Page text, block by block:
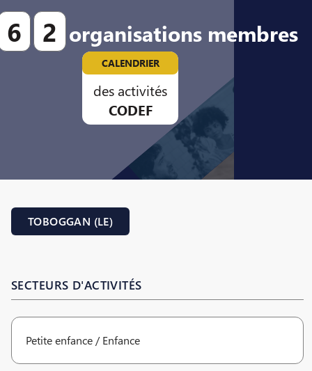
6 2 organisations membres
CALENDRIER
des activités
CODEF
TOBOGGAN (LE)
SECTEURS D'ACTIVITÉS
Petite enfance / Enfance